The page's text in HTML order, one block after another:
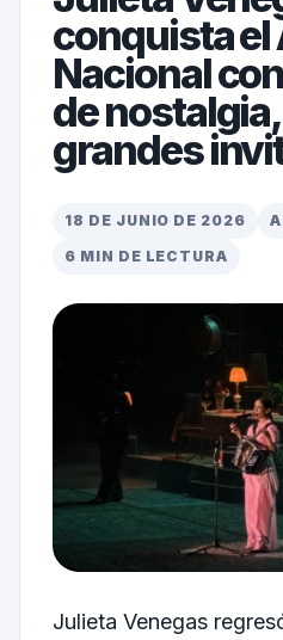
conquista
Nacional
de
grandes
18 DE JUNIO DE 2026
6 MIN DE LECTURA
Julieta Venegas